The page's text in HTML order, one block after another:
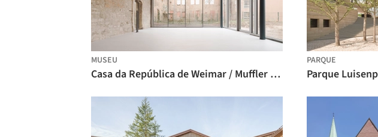
MUSEU
Casa da República de Weimar / Muffler Architekten
PARQUE